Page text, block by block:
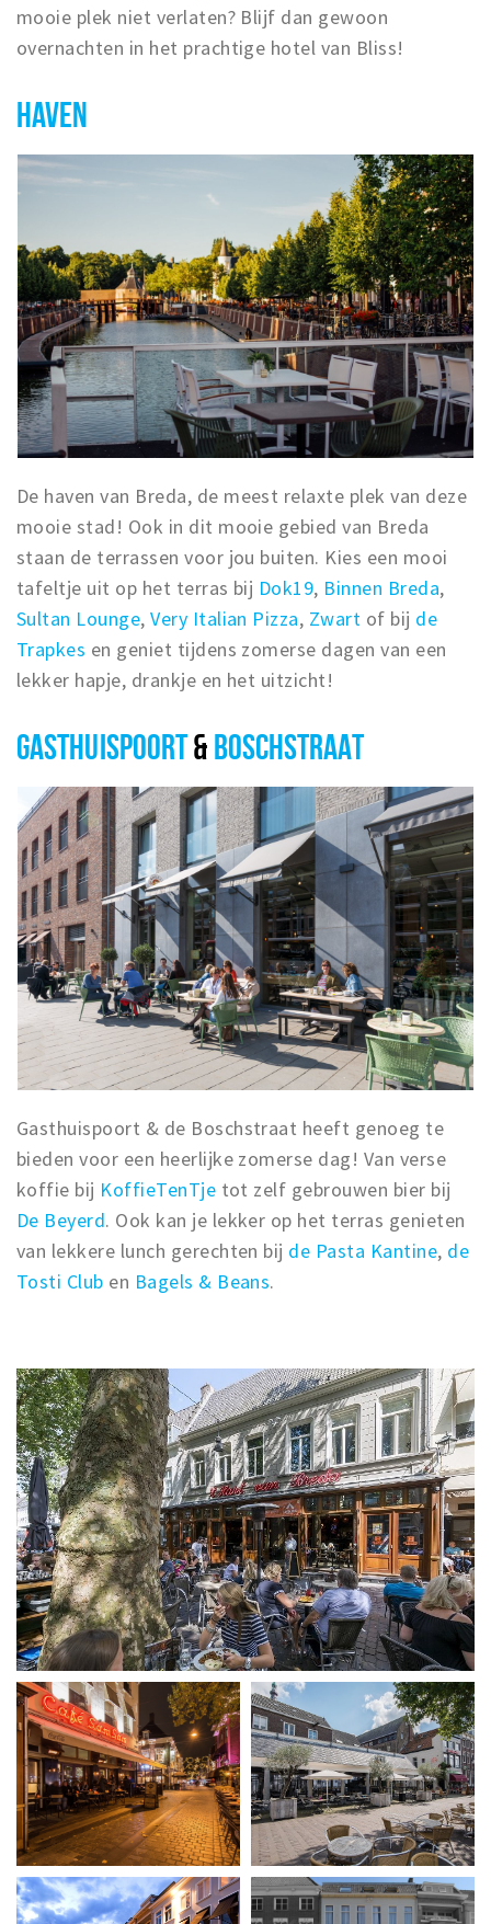
mooie plek niet verlaten? Blijf dan gewoon
overnachten in het prachtige hotel van Bliss!
HAVEN
De haven van Breda, de meest relaxte plek van deze
mooie stad! Ook in dit mooie gebied van Breda
staan de terrassen voor jou buiten. Kies een mooi
tafeltje uit op het terras bij Dok19, Binnen Breda,
Sultan Lounge,Very Italian Pizza, Zwart of bij de
Trapkes en geniet tijdens zomerse dagen van een
lekker hapje, drankje en het uitzicht!
GASTHUISPOORT& BOSCHSTRAAT
Gasthuispoort & de Boschstraat heeft genoeg te
bieden voor een heerlijke zomerse dag! Van verse
koffie bij KoffieTenTje tot zelf gebrouwen bier bij
De Beyerd. Ook kan je lekker op het terras genieten
van lekkere lunch gerechten bij de Pasta Kantine, de
Tosti Club en Bagels & Beans.